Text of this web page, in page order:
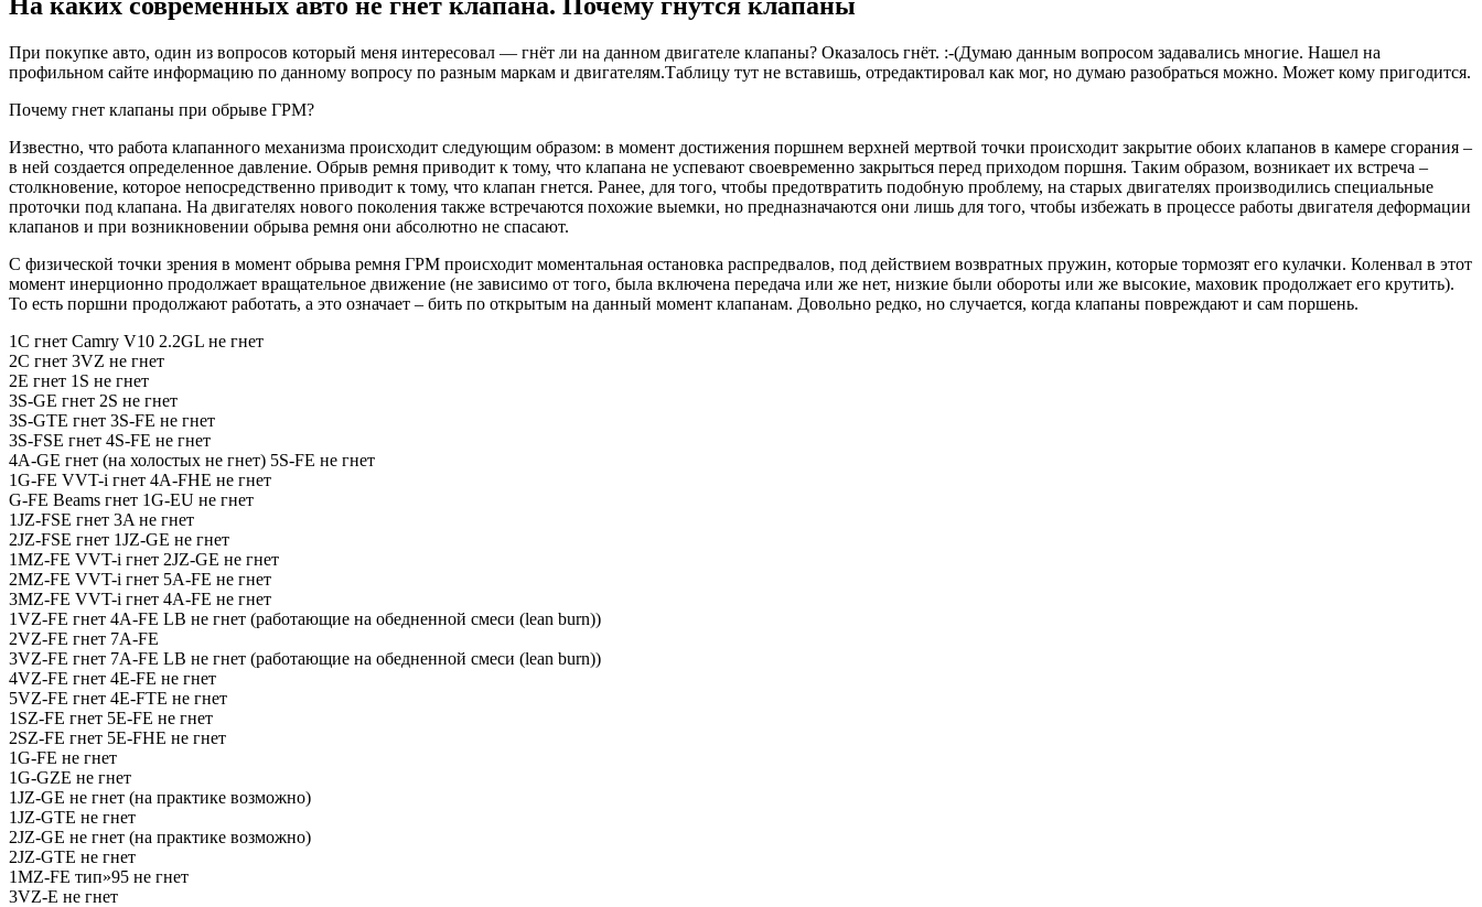
не
клапана
При покупке авто, один из вопросов который меня интересовал — гнёт ли на данном двигателе клапаны? Оказалось гнёт. :-(Думаю данным вопросом задавались многие. Нашел на
профильном сайте информацию по данному вопросу по разным маркам и двигателям.Таблицу тут не вставишь, отредактировал как мог, но думаю разобраться можно. Может кому пригодится.
Почему гнет клапаны при обрыве ГРМ?
Известно, что работа клапанного механизма происходит следующим образом: в момент достижения поршнем верхней мертвой точки происходит закрытие обоих клапанов в камере сгорания –
в ней создается определенное давление. Обрыв ремня приводит к тому, что клапана не успевают своевременно закрыться перед приходом поршня. Таким образом, возникает их встреча –
столкновение, которое непосредственно приводит к тому, что клапан гнется. Ранее, для того, чтобы предотвратить подобную проблему, на старых двигателях производились специальные
проточки под клапана. На двигателях нового поколения также встречаются похожие выемки, но предназначаются они лишь для того, чтобы избежать в процессе работы двигателя деформации
клапанов и при возникновении обрыва ремня они абсолютно не спасают.
С физической точки зрения в момент обрыва ремня ГРМ происходит моментальная остановка распредвалов, под действием возвратных пружин, которые тормозят его кулачки. Коленвал в этот
момент инерционно продолжает вращательное движение (не зависимо от того, была включена передача или же нет, низкие были обороты или же высокие, маховик продолжает его крутить).
То есть поршни продолжают работать, а это означает – бить по открытым на данный момент клапанам. Довольно редко, но случается, когда клапаны повреждают и сам поршень.
1С гнет Camry V10 2.2GL не гнет
2С гнет 3VZ не гнет
2E гнет 1S не гнет
3S-GE гнет 2S не гнет
3S-GTE гнет 3S-FE не гнет
3S-FSE гнет 4S-FE не гнет
4A-GE гнет (на холостых не гнет) 5S-FE не гнет
1G-FE VVT-i гнет 4A-FHE не гнет
G-FE Beams гнет 1G-EU не гнет
1JZ-FSE гнет 3A не гнет
2JZ-FSE гнет 1JZ-GE не гнет
1MZ-FE VVT-i гнет 2JZ-GE не гнет
2MZ-FE VVT-i гнет 5A-FE не гнет
3MZ-FE VVT-i гнет 4A-FE не гнет
1VZ-FE гнет 4A-FE LB не гнет (работающие на обедненной смеси (lean burn))
2VZ-FE гнет 7A-FE
3VZ-FE гнет 7A-FE LB не гнет (работающие на обедненной смеси (lean burn))
4VZ-FE гнет 4E-FE не гнет
5VZ-FE гнет 4E-FTE не гнет
1SZ-FE гнет 5E-FE не гнет
2SZ-FE гнет 5E-FHE не гнет
1G-FE не гнет
1G-GZE не гнет
1JZ-GE не гнет (на практике возможно)
1JZ-GTE не гнет
2JZ-GE не гнет (на практике возможно)
2JZ-GTE не гнет
1MZ-FE тип»95 не гнет
3VZ-E не гнет